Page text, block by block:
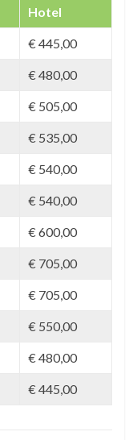
Hotel
€ 445,00
€ 480,00
€ 505,00
€ 535,00
€ 540,00
€ 540,00
€ 600,00
€ 705,00
€ 705,00
€ 550,00
€ 480,00
€ 445,00